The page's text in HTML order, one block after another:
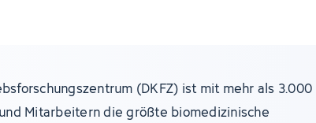
(DKFZ) ist mit mehr als 3.000
Mitarbeitern die größte biomedizinische